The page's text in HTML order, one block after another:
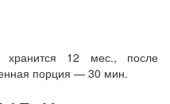
хранится 12 мес., после
порция — 30 мин.